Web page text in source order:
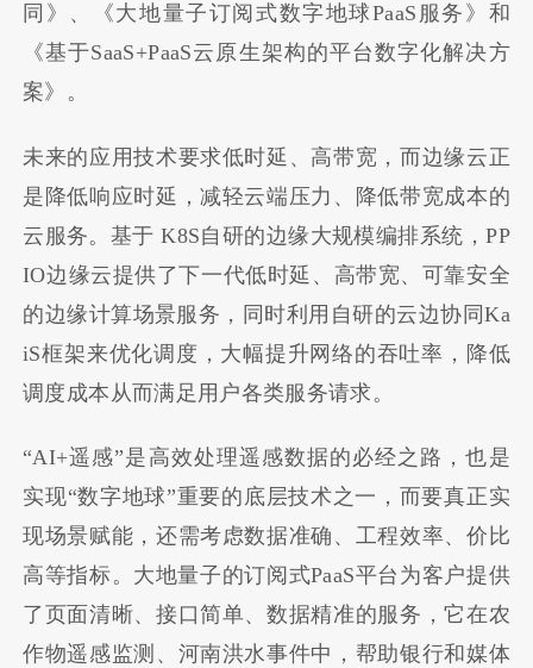
同》、《大地量子订阅式数字地球PaaS服务》和
《基于SaaS+PaaS云原生架构的平台数字化解决方
案》。
未来的应用技术要求低时延、高带宽，而边缘云正
是降低响应时延，减轻云端压力、降低带宽成本的
云服务。基于 K8S自研的边缘大规模编排系统，PP
IO边缘云提供了下一代低时延、高带宽、可靠安全
的边缘计算场景服务，同时利用自研的云边协同Ka
iS框架来优化调度，大幅提升网络的吞吐率，降低
调度成本从而满足用户各类服务请求。
“AI+遥感”是高效处理遥感数据的必经之路，也是
实现“数字地球”重要的底层技术之一，而要真正实
现场景赋能，还需考虑数据准确、工程效率、价比
高等指标。大地量子的订阅式PaaS平台为客户提供
了页面清晰、接口简单、数据精准的服务，它在农
作物遥感监测、河南洪水事件中，帮助银行和媒体